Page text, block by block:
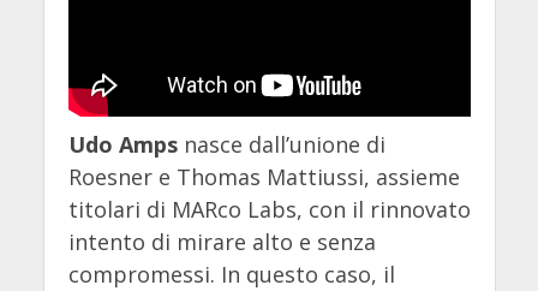
Udo Ampsnasce dall’unione di
Roesner e Thomas Mattiussi, assieme
titolari di MARco Labs, con il rinnovato
intento di mirare alto e senza
compromessi. In questo caso, il